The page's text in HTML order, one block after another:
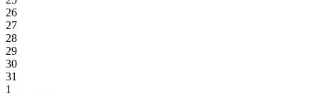
26
27
28
29
30
31
1